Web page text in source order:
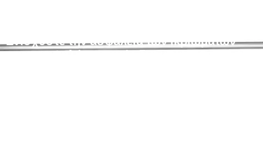
Ενισχύστε την ασφάλεια των ικριωμάτων
σας με υψηλής αντοχής διαγώνιες στηρίξεις